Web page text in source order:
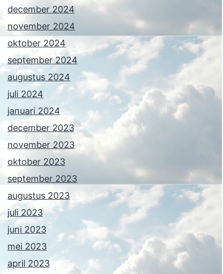
december 2024
november 2024
oktober 2024
september 2024
augustus 2024
juli 2024
januari 2024
december 2023
november 2023
oktober 2023
september 2023
augustus 2023
juli 2023
juni 2023
mei 2023
april 2023